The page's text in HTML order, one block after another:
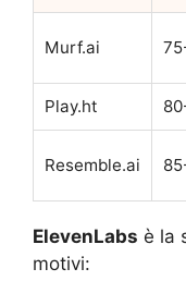
Murf.ai
Play.ht
Resemble.ai
ElevenLabs è la
motivi: